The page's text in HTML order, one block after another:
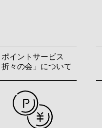
ポイントサービス
折々の会」について